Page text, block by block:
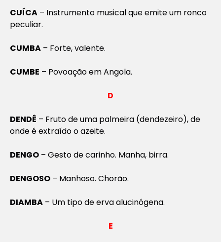
CUÍCA – Instrumento musical que emite um ronco
peculiar.
CUMBA – Forte, valente.
CUMBE – Povoação em Angola.
D
DENDÊ – Fruto de uma palmeira (dendezeiro), de
onde é extraído o azeite.
DENGO – Gesto de carinho. Manha, birra.
DENGOSO – Manhoso. Chorão.
DIAMBA – Um tipo de erva alucinógena.
E